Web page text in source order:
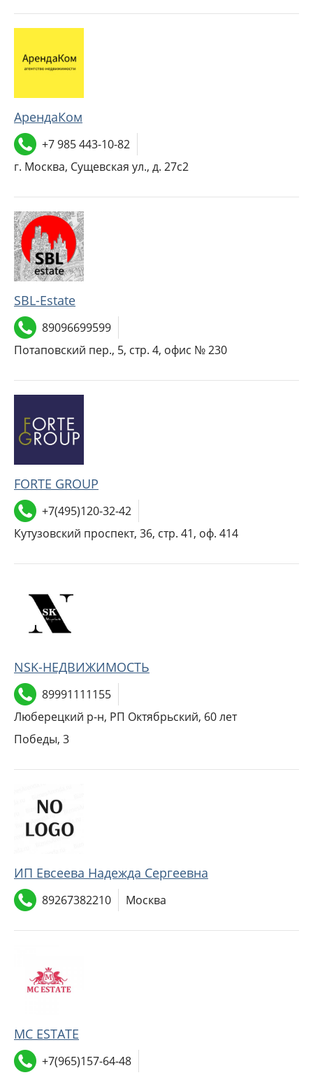
АрендаКом
+7 985 443-10-82
г. Москва, Сущевская ул., д. 27с2
SBL-Estate
89096699599
Потаповский пер., 5, стр. 4, офис № 230
FORTE GROUP
+7(495)120-32-42
Кутузовский проспект, 36, стр. 41, оф. 414
NSK-НЕДВИЖИМОСТЬ
89991111155
Люберецкий р-н, РП Октябрьский, 60 лет
Победы, 3
ИП Евсеева Надежда Cергеевна
89267382210 Москва
MC ESTATE
+7(965)157-64-48